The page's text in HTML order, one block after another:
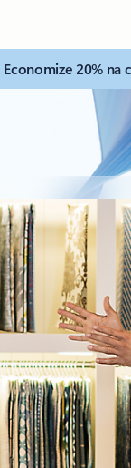
Economize 20% na